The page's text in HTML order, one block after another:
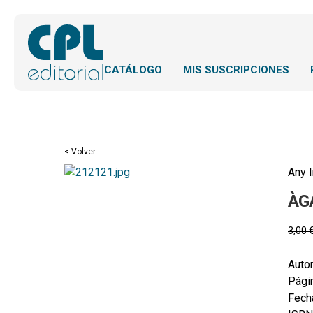
CATÁLOGO MIS SUSCRIPCIONES
< Volver
Any
3,00